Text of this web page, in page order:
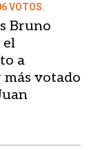
VOTOS.
Bruno
el
a
más votado